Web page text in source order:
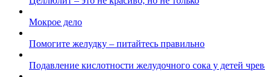
Мокрое дело
Помогите желудку – питайтесь правильно
Подавление кислотности желудочного сока у детей